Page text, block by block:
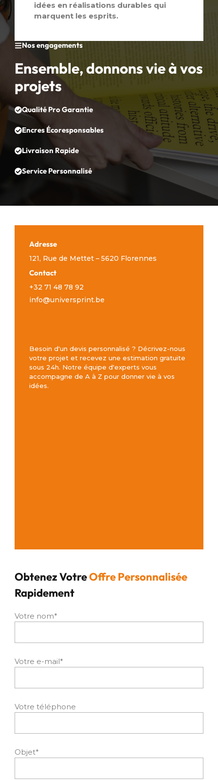
Nos engagements
Ensemble, donnons vie à vos
projets
Qualité Pro Garantie
Encres Écoresponsables
Livraison Rapide
Service Personnalisé
idées en réalisations durables qui
marquent les esprits.
Adresse
121, Rue de Mettet – 5620 Florennes
Contact
+32 71 48 78 92
info@universprint.be
Besoin d'un devis personnalisé ? Décrivez-nous
votre projet et recevez une estimation gratuite
sous 24h. Notre équipe d'experts vous
accompagne de A à Z pour donner vie à vos
idées.
Obtenez VotreOffre Personnalisée
Rapidement
Votre nom*
Votre e-mail*
Votre téléphone
Objet*